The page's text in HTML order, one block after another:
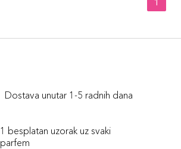
Dostava unutar 1-5 radnih dana
1 besplatan uzorak uz svaki
parfem